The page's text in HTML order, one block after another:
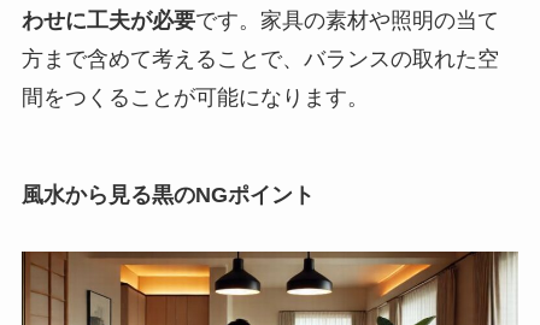
わせに工夫が必要です。家具の素材や照明の当て
方まで含めて考えることで、バランスの取れた空
間をつくることが可能になります。
風水から見る黒のNGポイント